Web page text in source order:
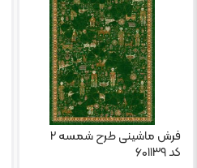
فرش ماشینی طرح شمسه ۲
کد ۶۰۱۱۳۹